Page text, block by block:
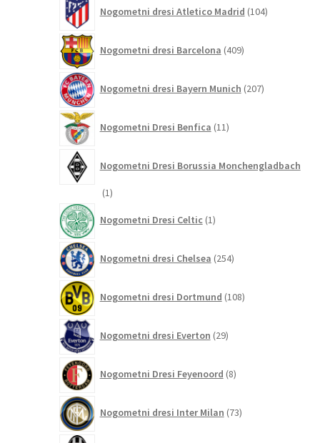
Nogometni dresi Atletico Madrid 104izdelki
Nogometni dresi Barcelona 409izdelkov
Nogometni dresi Bayern Munich 207izdelkov
Nogometni Dresi Benfica 11izdelkov
Nogometni Dresi Borussia Monchengladbach
11
Nogometni Dresi Celtic 1izdelek
Nogometni dresi Chelsea 254izdelkov
Nogometni dresi Dortmund 108izdelkov
Nogometni dresi Everton 29izdelkov
Nogometni Dresi Feyenoord 8izdelkov
Nogometni dresi Inter Milan 73izdelkov